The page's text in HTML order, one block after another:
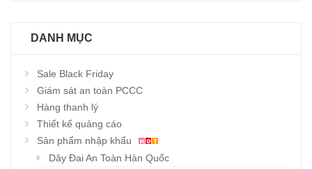
DANH MỤC
Sale Black Friday
Giám sát an toàn PCCC
Hàng thanh lý
Thiết kế quảng cáo
Sản phẩm nhập khẩu
Dây Đai An Toàn Hàn Quốc